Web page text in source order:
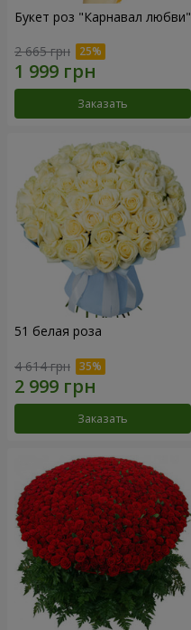
Букет роз "Карнавал любви"
2 665 грн
Заказать
51 белая роза
4 614 грн
Заказать